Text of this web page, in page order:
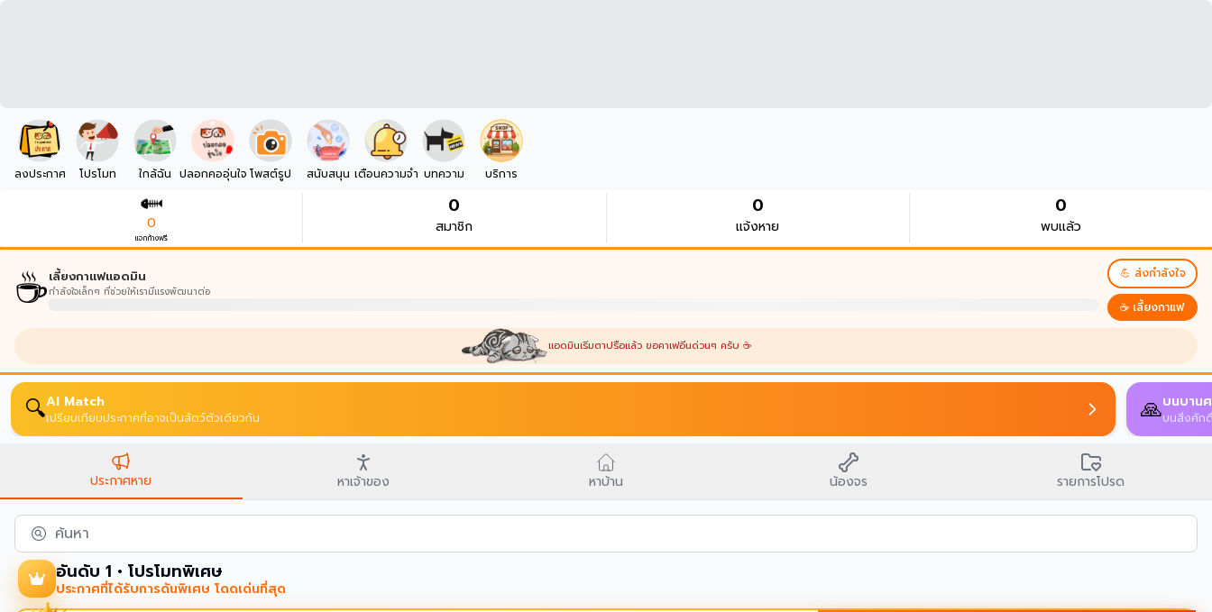
ลงประกาศ โปรโมท ใกล้ฉัน ปลอกคออุ่นใจ โพสต์รูป สนับสนุน เตือนความจำ บทความ บริการ
0
แจกก้างฟรี
0
สมาชิก
0
แจ้งหาย
0
พบแล้ว
☕เลี้ยงกาแฟแอดมิน
กำลังใจเล็กๆ ที่ช่วยให้เรามีแรงพัฒนาต่อ
💪 ส่งกำลังใจ
☕ เลี้ยงกาแฟ
แอดมินเริ่มตาปรือแล้ว ขอคาเฟอีนด่วนๆ ครับ ☕
AI Match
เปรียบเทียบประกาศที่อาจเป็นสัตว์ตัวเดียวกัน
บนบานศาลกล่
บนสิ่งศักดิ์สิทธิ์ข
ประกาศหาย หาเจ้าของ หาบ้าน น้องจร รายการโปรด
ค้นหา
อันดับ 1 • โปรโมทพิเศษ
ประกาศที่ได้รับการดันพิเศษ โดดเด่นที่สุด